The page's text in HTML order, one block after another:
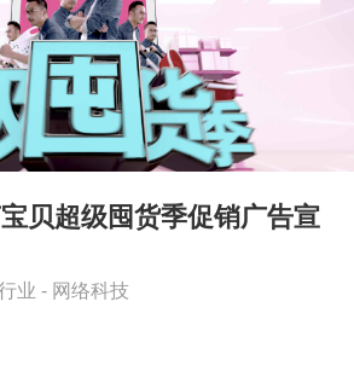
贝超级囤货季促销广告宣
业 - 网络科技